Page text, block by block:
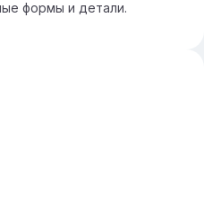
формы и детали.